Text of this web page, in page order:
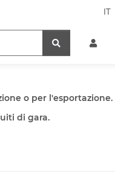
IT
o per l'esportazione.
di gara.